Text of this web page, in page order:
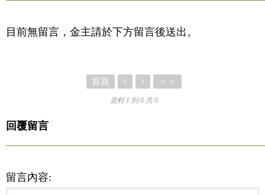
目前無留言，金主請於下方留言後送出。
首頁 < > ＞＞
資料 1 到 0 共 0
回覆留言
留言內容: